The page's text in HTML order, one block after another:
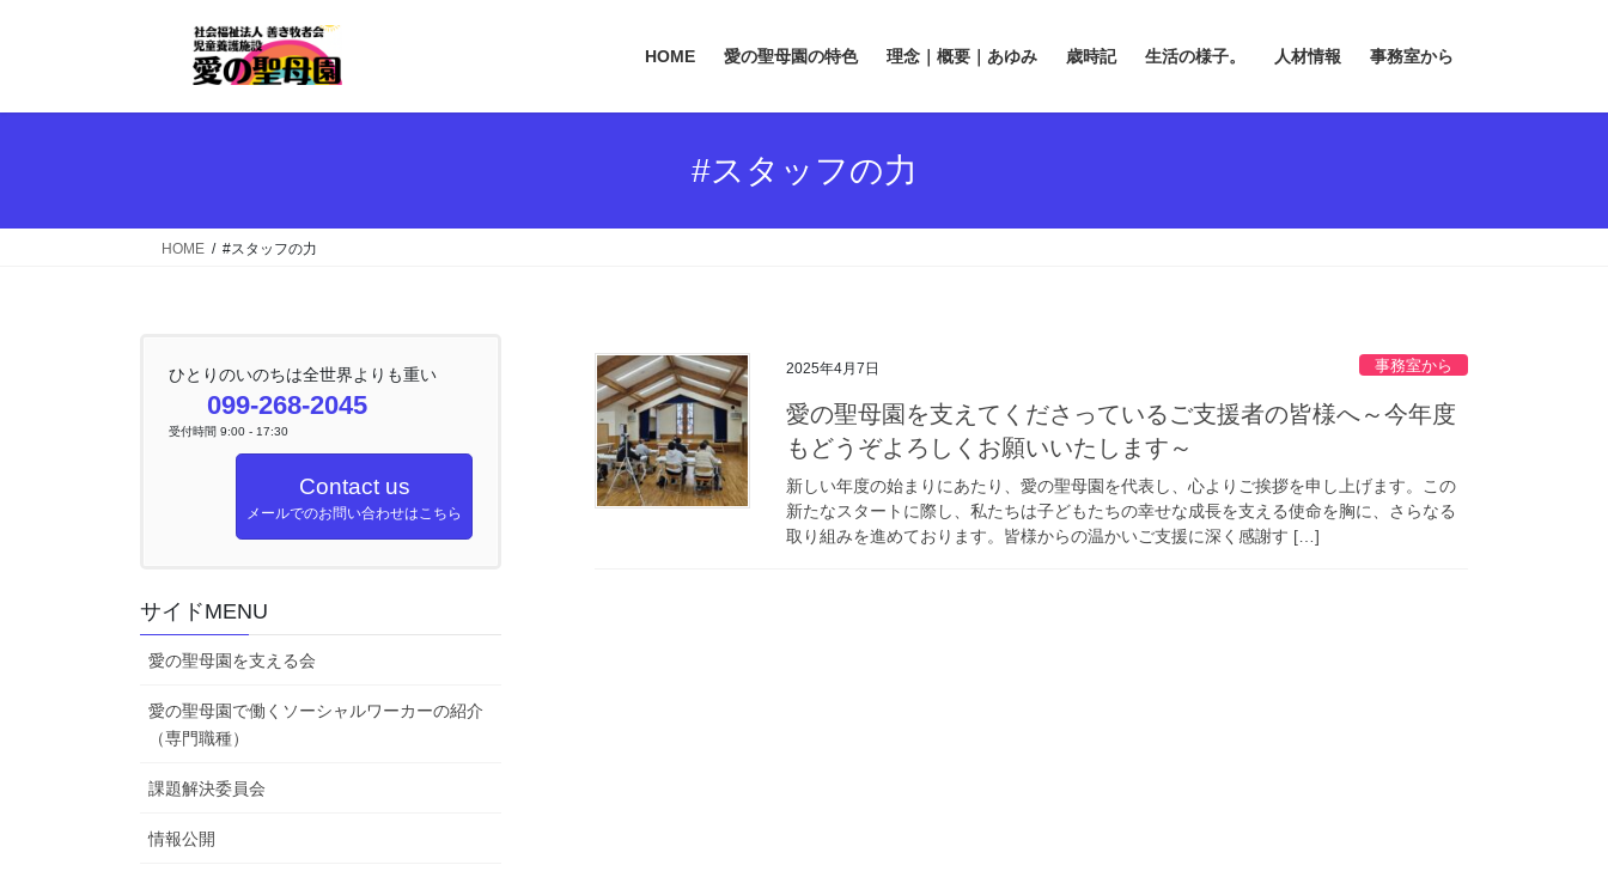
HOME 愛の聖母園の特色 理念｜概要｜あゆみ 歳時記 生活の様子。 人材情報 事務室から
#スタッフの力
HOME #スタッフの力
2025年4月7日 事務室から
愛の聖母園を支えてくださっているご支援者の皆様へ～今年度
もどうぞよろしくお願いいたします～
新しい年度の始まりにあたり、愛の聖母園を代表し、心よりご挨拶を申し上げます。この
新たなスタートに際し、私たちは子どもたちの幸せな成長を支える使命を胸に、さらなる
取り組みを進めております。皆様からの温かいご支援に深く感謝す […]
ひとりのいのちは全世界よりも重い
099-268-2045
受付時間 9:00 - 17:30
Contact us
メールでのお問い合わせはこちら
サイドMENU
愛の聖母園を支える会
愛の聖母園で働くソーシャルワーカーの紹介
（専門職種）
課題解決委員会
情報公開